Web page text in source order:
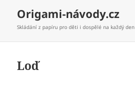
Origami-návody.cz
Skládání z papíru pro děti i dospělé na každý den
Loď